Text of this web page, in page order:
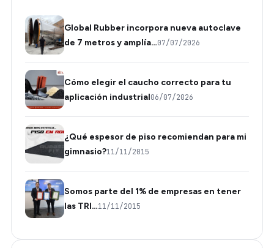
Global Rubber incorpora nueva autoclave
de 7 metros y amplía…07/07/2026
Cómo elegir el caucho correcto para tu
aplicación industrial06/07/2026
¿Qué espesor de piso recomiendan para mi
gimnasio?11/11/2015
Somos parte del 1% de empresas en tener
las TRI…11/11/2015